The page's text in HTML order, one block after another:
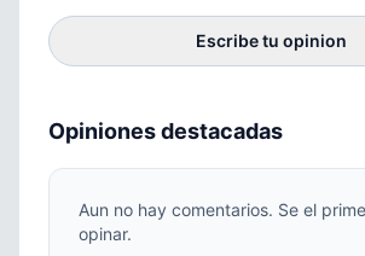
Escribe tu opinion
Opiniones destacadas
Aun no hay comentarios. Se el
opinar.